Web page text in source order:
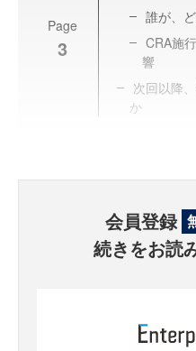
Page
3
誰が、
CRA施
響
次回以降
か
会員登録
続きをお読